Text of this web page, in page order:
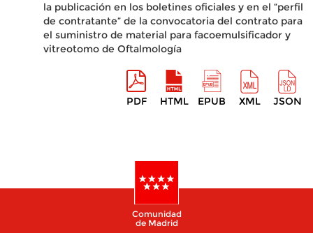
la publicación en los boletines oficiales y en el “perfil
de contratante” de la convocatoria del contrato para
el suministro de material para facoemulsificador y
vitreotomo de Oftalmología
PDF HTML EPUB XML JSON
Comunidad
de Madrid